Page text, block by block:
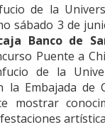
de la
sábado 3 de
Banco de
Puente a
de la
la Embajada de
mostrar